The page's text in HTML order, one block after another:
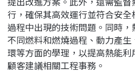
行，確保其高效運行並符合安
過程中出現的技術問題。同時
不同燃料和燃燒過程、動力產
環等方面的學理，以提高熱能
顧客建議相關工程事務。